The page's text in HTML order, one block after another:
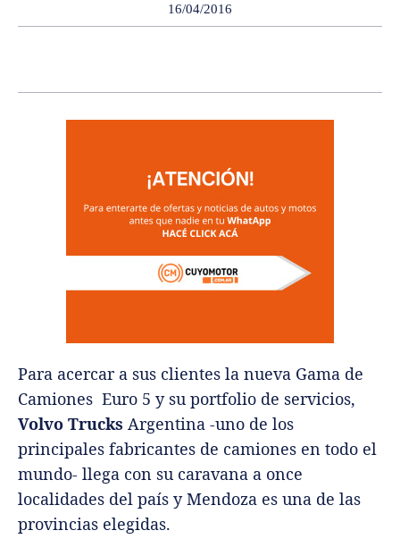
16/04/2016
Para acercar a sus clientes la nueva Gama de
Camiones Euro 5 y su portfolio de servicios,
Volvo Trucks Argentina -uno de los
principales fabricantes de camiones en todo el
mundo- llega con su caravana a once
localidades del país y Mendoza es una de las
provincias elegidas.